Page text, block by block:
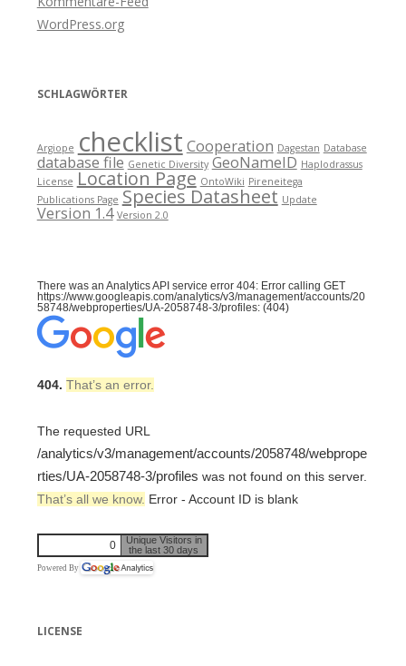
WordPress.org
SCHLAGWÖRTER
Argiope checklist Cooperation Dagestan Database
database file Genetic Diversity GeoNameID Haplodrassus
License Location Page OntoWiki Pireneitega
Publications Page Species Datasheet Update
Version 1.4 Version 2.0
There was an Analytics API service error 404: Error calling GET
https://www.googleapis.com/analytics/v3/management/accounts/20
58748/webproperties/UA-2058748-3/profiles: (404)
404. That’s an error.
The requested URL
/analytics/v3/management/accounts/2058748/webprope
rties/UA-2058748-3/profiles was not found on this server.
That’s all we know. Error - Account ID is blank
0
Unique Visitors in
the last 30 days
Powered By
LICENSE